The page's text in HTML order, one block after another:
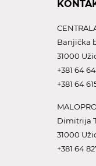
Banjička
31000
+381 64
+381 64
Dimitrija
31000
+381 64